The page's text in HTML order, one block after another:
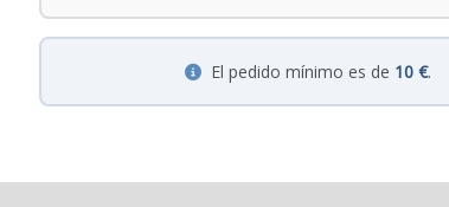
El pedido mínimo es de 10 €.